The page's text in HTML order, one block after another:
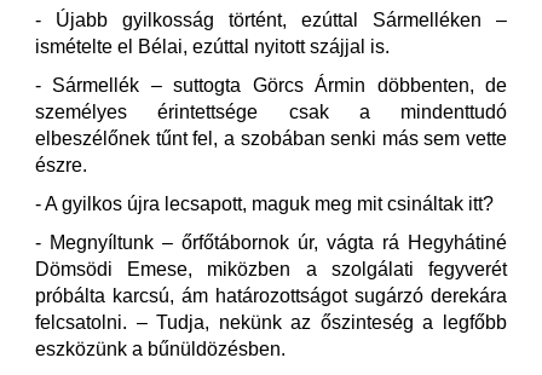
- Újabb gyilkosság történt, ezúttal Sármelléken –
ismételte el Bélai, ezúttal nyitott szájjal is.
- Sármellék – suttogta Görcs Ármin döbbenten, de
személyes érintettsége csak a mindenttudó
elbeszélőnek tűnt fel, a szobában senki más sem vette
észre.
- A gyilkos újra lecsapott, maguk meg mit csináltak itt?
- Megnyíltunk – őrfőtábornok úr, vágta rá Hegyhátiné
Dömsödi Emese, miközben a szolgálati fegyverét
próbálta karcsú, ám határozottságot sugárzó derekára
felcsatolni. – Tudja, nekünk az őszinteség a legfőbb
eszközünk a bűnüldözésben.